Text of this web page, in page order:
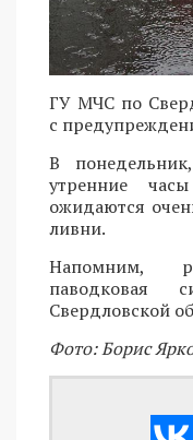
ГУ МЧС по
с
В
утренние
ожидаются
ливни.
Напомним,
паводковая
Свердловской
Фото: Борис